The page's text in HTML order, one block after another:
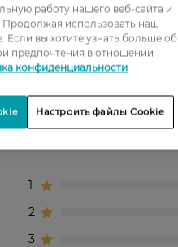
1
2
3
работу нашего веб-сайта и
использовать наш
Если вы хотите узнать больше об
предпочтения в отношении
конфиденциальности
Настроить файлы Cookie